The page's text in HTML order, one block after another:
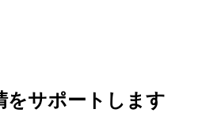
をサポートします